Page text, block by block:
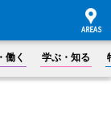
働く 学ぶ・知る